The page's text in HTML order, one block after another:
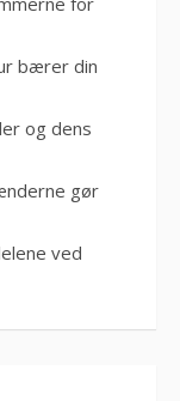
bærer din
og dens
gør
ved